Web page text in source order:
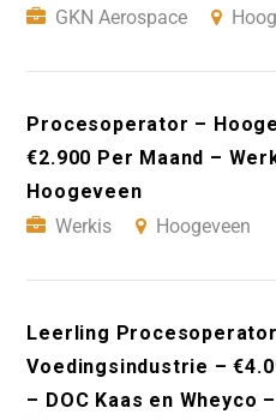
GKN Aerospace
Procesoperator –
€2.900 Per Maand –
Hoogeveen
Werkis
Hoogeveen
Leerling
Voedingsindustrie –
– DOC Kaas en Wheyco